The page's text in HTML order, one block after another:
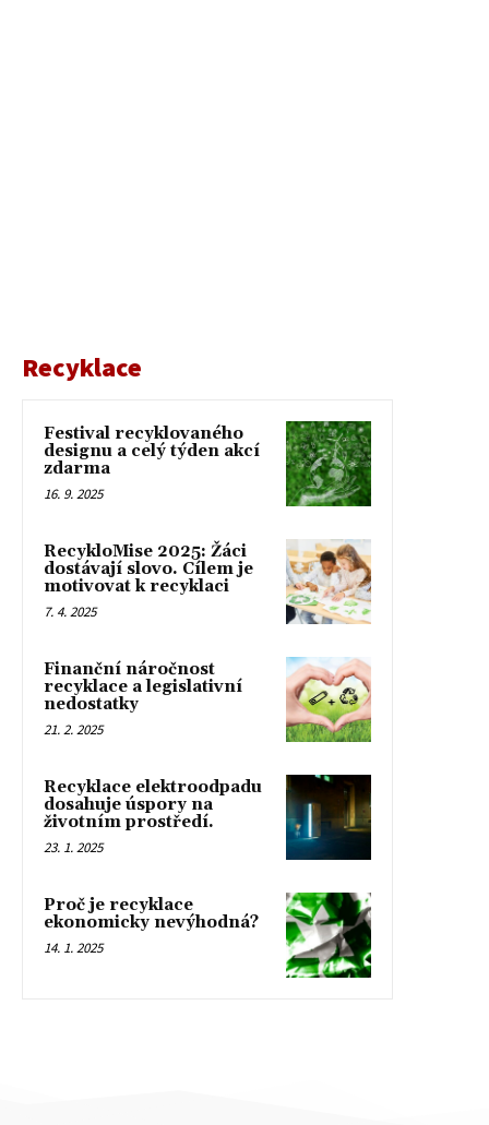
Recyklace
Festival recyklovaného
designu a celý týden akcí
zdarma
16. 9. 2025
RecykloMise 2025: Žáci
dostávají slovo. Cílem je
motivovat k recyklaci
7. 4. 2025
Finanční náročnost
recyklace a legislativní
nedostatky
21. 2. 2025
Recyklace elektroodpadu
dosahuje úspory na
životním prostředí.
23. 1. 2025
Proč je recyklace
ekonomicky nevýhodná?
14. 1. 2025